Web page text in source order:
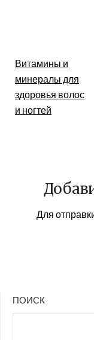
Витамины и
минералы для
здоровья волос
и ногтей
Для
ПОИСК